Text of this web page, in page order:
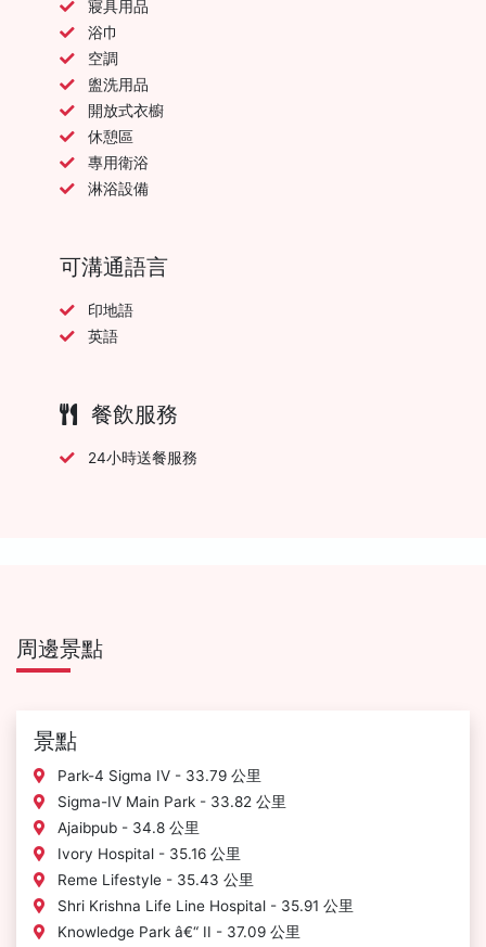
寢具用品
浴巾
空調
盥洗用品
開放式衣櫥
休憩區
專用衛浴
淋浴設備
可溝通語言
印地語
英語
餐飲服務
24小時送餐服務
周邊景點
景點
Park-4 Sigma IV - 33.79 公里
Sigma-IV Main Park - 33.82 公里
Ajaibpub - 34.8 公里
Ivory Hospital - 35.16 公里
Reme Lifestyle - 35.43 公里
Shri Krishna Life Line Hospital - 35.91 公里
Knowledge Park â€“ II - 37.09 公里